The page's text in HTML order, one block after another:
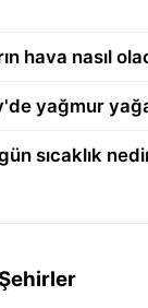
hava nasıl
yağmur
sıcaklık